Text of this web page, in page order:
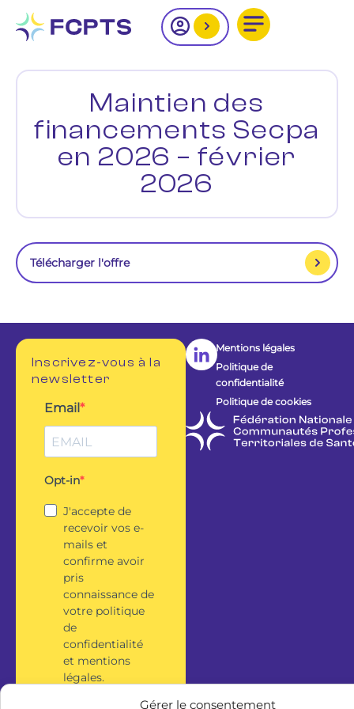
Gérer le consentement
Maintien des
financements Secpa
en 2026 – février
2026
Télécharger l'offre
Mentions légales
Politique de
confidentialité
Politique de cookies
Inscrivez-vous à la
newsletter
Email
Opt-in
J'accepte de
recevoir vos e-
mails et
confirme avoir
pris
connaissance de
votre politique
de
confidentialité
et mentions
légales.